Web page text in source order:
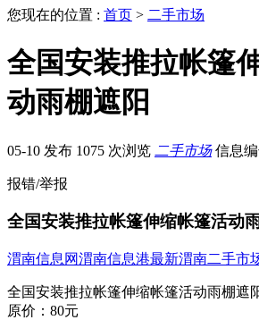
您现在的位置 : 首页 > 二手市场
全国安装推拉帐篷
动雨棚遮阳
05-10 发布 1075 次浏览 二手市场 信息
报错/举报
全国安装推拉帐篷伸缩帐篷活动
渭南信息网渭南信息港最新渭南二手市
全国安装推拉帐篷伸缩帐篷活动雨棚遮
原价： 80元